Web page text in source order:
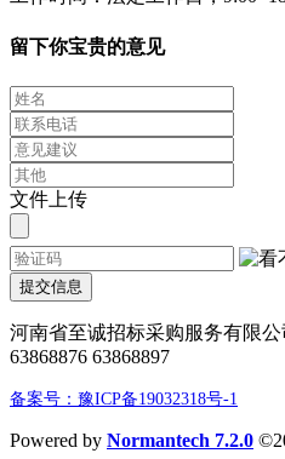
留下你宝贵的意见
文件上传
提交信息
河南省至诚招标采购服务有限公
63868876 63868897
备案号：豫ICP备19032318号-1
Powered by Normantech 7.2.0